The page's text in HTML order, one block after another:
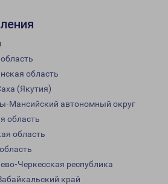
область
(Якутия)
Мансийский автономный округ
область
область
Черкесская республика
край